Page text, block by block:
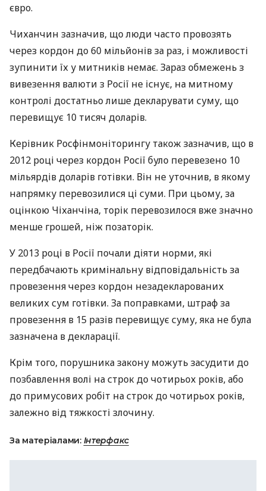
євро.
Чиханчин зазначив, що люди часто провозять
через кордон до 60 мільйонів за раз, і можливості
зупинити їх у митників немає. Зараз обмежень з
вивезення валюти з Росії не існує, на митному
контролі достатньо лише декларувати суму, що
перевищує 10 тисяч доларів.
Керівник Росфінмоніторингу також зазначив, що в
2012 році через кордон Росії було перевезено 10
мільярдів доларів готівки. Він не уточнив, в якому
напрямку перевозилися ці суми. При цьому, за
оцінкою Чіханчіна, торік перевозилося вже значно
менше грошей, ніж позаторік.
У 2013 році в Росії почали діяти норми, які
передбачають кримінальну відповідальність за
провезення через кордон незадекларованих
великих сум готівки. За поправками, штраф за
провезення в 15 разів перевищує суму, яка не була
зазначена в декларації.
Крім того, порушника закону можуть засудити до
позбавлення волі на строк до чотирьох років, або
до примусових робіт на строк до чотирьох років,
залежно від тяжкості злочину.
За матеріалами: Інтерфакс